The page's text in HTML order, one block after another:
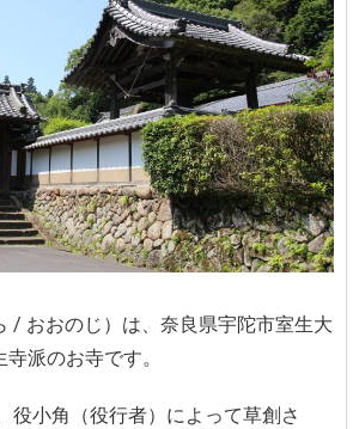
/ おおのじ）は、奈良県宇陀市室生大
派のお寺です。
役小角（役行者）によって草創さ